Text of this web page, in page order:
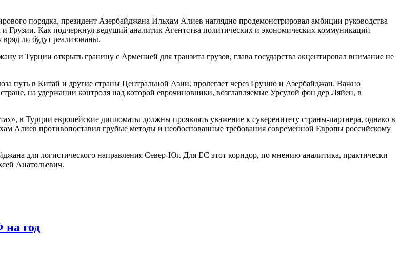
порядка, президент Азербайджана Ильхам Алиев наглядно продемонстрировал амбиции руководства
Как подчеркнул ведущий аналитик Агентства политических и экономических коммуникаций
вряд ли будут реализованы.
и Турции открыть границу с Арменией для транзита грузов, глава государства акцентировал внимание не
путь в Китай и другие страны Центральной Азии, пролегает через Грузию и Азербайджан. Важно
на удержании контроля над которой еврочиновники, возглавляемые Урсулой фон дер Ляйен, в
в Турции европейские дипломаты должны проявлять уважение к суверенитету страны-партнера, однако в
Алиев противопоставил грубые методы и необоснованные требования современной Европы российскому
для логистического направления Север-Юг. Для ЕС этот коридор, по мнению аналитика, практически
Анатольевич.
на год